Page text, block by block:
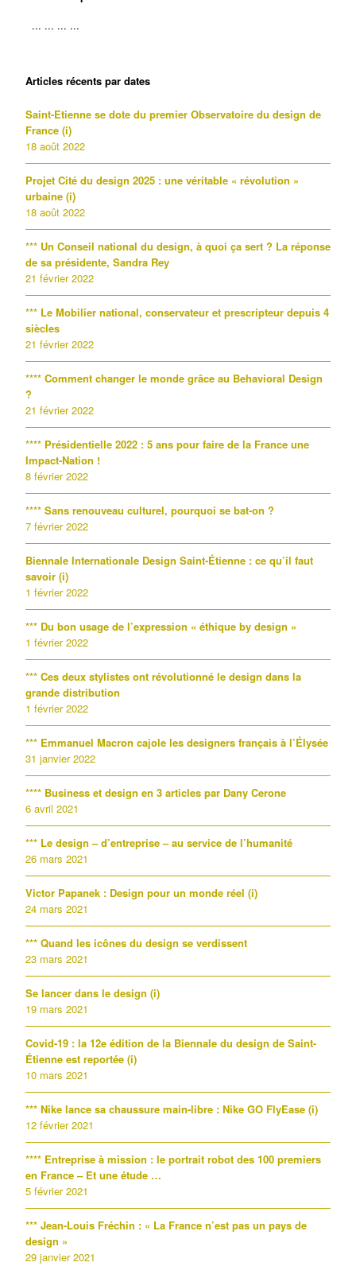
Articles récents par dates
Saint-Etienne se dote du premier Observatoire du design de
France (i)
18 août 2022
Projet Cité du design 2025 : une véritable « révolution »
urbaine (i)
18 août 2022
*** Un Conseil national du design, à quoi ça sert ? La réponse
de sa présidente, Sandra Rey
21 février 2022
*** Le Mobilier national, conservateur et prescripteur depuis 4
siècles
21 février 2022
**** Comment changer le monde grâce au Behavioral Design
?
21 février 2022
**** Présidentielle 2022 : 5 ans pour faire de la France une
Impact-Nation !
8 février 2022
**** Sans renouveau culturel, pourquoi se bat-on ?
7 février 2022
Biennale Internationale Design Saint-Étienne : ce qu’il faut
savoir (i)
1 février 2022
*** Du bon usage de l’expression « éthique by design »
1 février 2022
*** Ces deux stylistes ont révolutionné le design dans la
grande distribution
1 février 2022
*** Emmanuel Macron cajole les designers français à l’Élysée
31 janvier 2022
**** Business et design en 3 articles par Dany Cerone
6 avril 2021
*** Le design – d’entreprise – au service de l’humanité
26 mars 2021
Victor Papanek : Design pour un monde réel (i)
24 mars 2021
*** Quand les icônes du design se verdissent
23 mars 2021
Se lancer dans le design (i)
19 mars 2021
Covid-19 : la 12e édition de la Biennale du design de Saint-
Étienne est reportée (i)
10 mars 2021
*** Nike lance sa chaussure main-libre : Nike GO FlyEase (i)
12 février 2021
**** Entreprise à mission : le portrait robot des 100 premiers
en France – Et une étude …
5 février 2021
*** Jean-Louis Fréchin : « La France n’est pas un pays de
design »
29 janvier 2021